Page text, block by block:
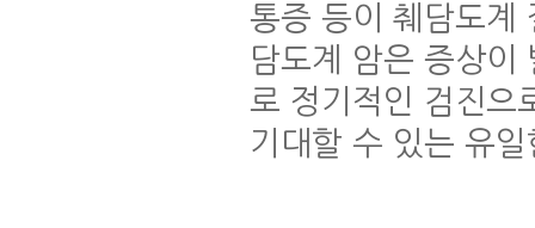
통증 등이 췌담도계
담도계 암은 증상이
로 정기적인 검진으
기대할 수 있는 유